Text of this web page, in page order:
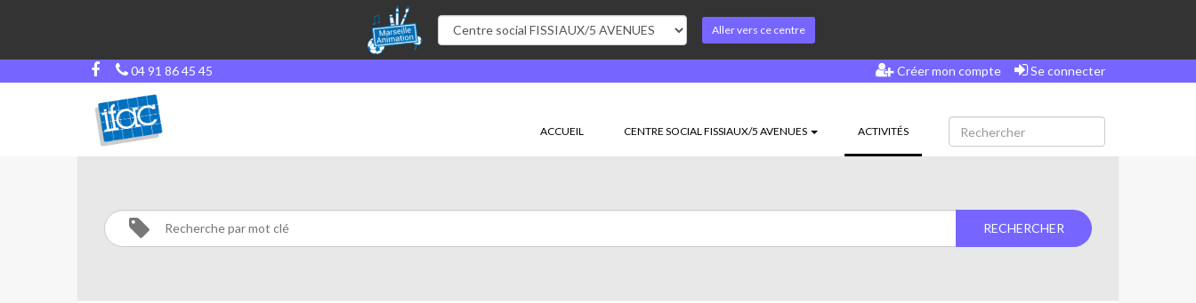
Aller vers ce centre
04 91 86 45 45 Créer mon compte Se connecter
ACCUEIL CENTRE SOCIAL FISSIAUX/5 AVENUES ACTIVITÉS(CURRENT)
STAGES
VACANCES